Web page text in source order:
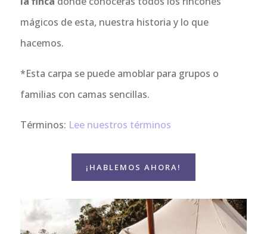
mágicos de esta, nuestra historia y lo que
hacemos.
*Esta carpa se puede amoblar para grupos o
familias con camas sencillas.
Términos: Lee nuestros términos
¡HABLEMOS AHORA!